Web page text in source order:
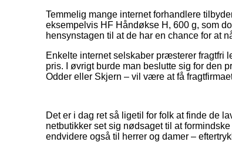
Temmelig mange internet forhandlere
eksempelvis HF Håndøkse H, 600 g, som
hensynstagen til at de har en chance for at
Enkelte internet selskaber præsterer fragtfri
pris. I øvrigt burde man beslutte sig for den
Odder eller Skjern – vil være at få
Det er i dag ret så ligetil for folk at finde de
netbutikker set sig nødsaget til at
endvidere også til herrer og damer –